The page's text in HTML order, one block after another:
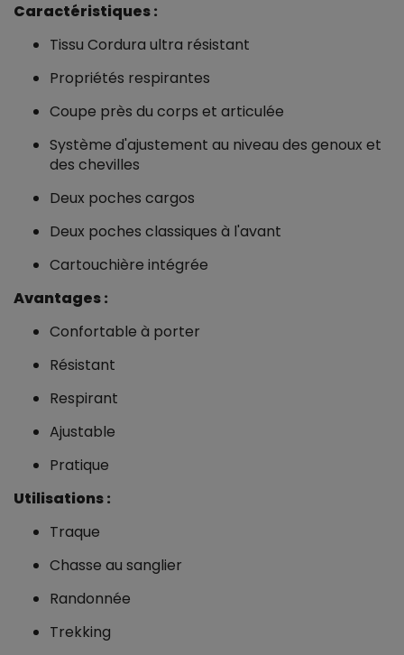
Caractéristiques :
Tissu Cordura ultra résistant
Propriétés respirantes
Coupe près du corps et articulée
Système d'ajustement au niveau des genoux et
des chevilles
Deux poches cargos
Deux poches classiques à l'avant
Cartouchière intégrée
Avantages :
Confortable à porter
Résistant
Respirant
Ajustable
Pratique
Utilisations :
Traque
Chasse au sanglier
Randonnée
Trekking